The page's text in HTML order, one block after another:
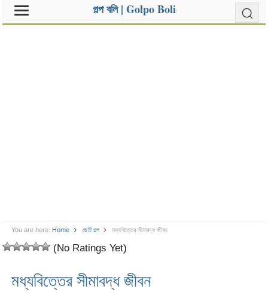
গল্প বলি | Golpo Boli
You are here: Home ছোট গল্প মধ্যবিত্তের সীমাবদ্ধ জীবন
(No Ratings Yet)
মধ্যবিত্তের সীমাবদ্ধ জীবন